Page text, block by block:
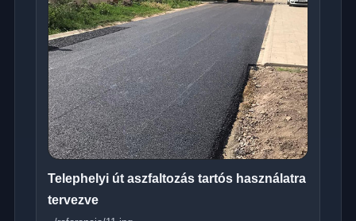
Telephelyi út aszfaltozás tartós használatra
tervezve